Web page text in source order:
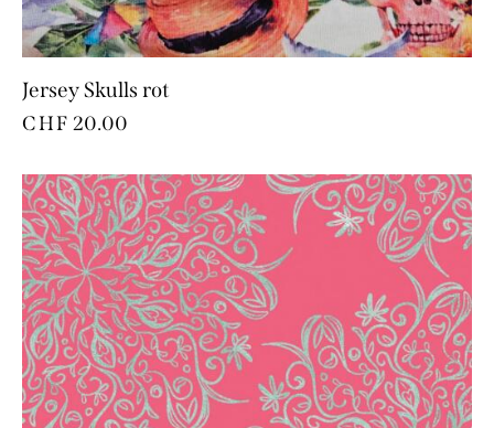
Jersey Skulls rot
CHF 20.00